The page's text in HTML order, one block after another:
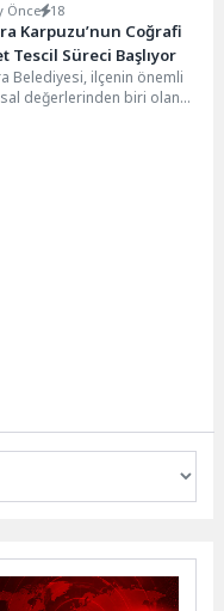
Önce 18
Karpuzu’nun Coğrafi
Tescil Süreci Başlıyor
Belediyesi, ilçenin önemli
değerlerinden biri olan